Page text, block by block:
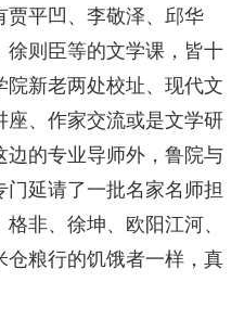
贾平凹、李敬泽、邱华
徐则臣等的文学课，皆十
新老两处校址、现代文
座、作家交流或是文学研
边的专业导师外，鲁院与
延请了一批名家名师担
非、徐坤、欧阳江河、
粮行的饥饿者一样，真